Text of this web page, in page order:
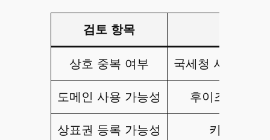
검토 항목
상호 중복 여부 국세청 사업자등
도메인 사용 가능성 후이즈, 가비
상표권 등록 가능성 키프리스